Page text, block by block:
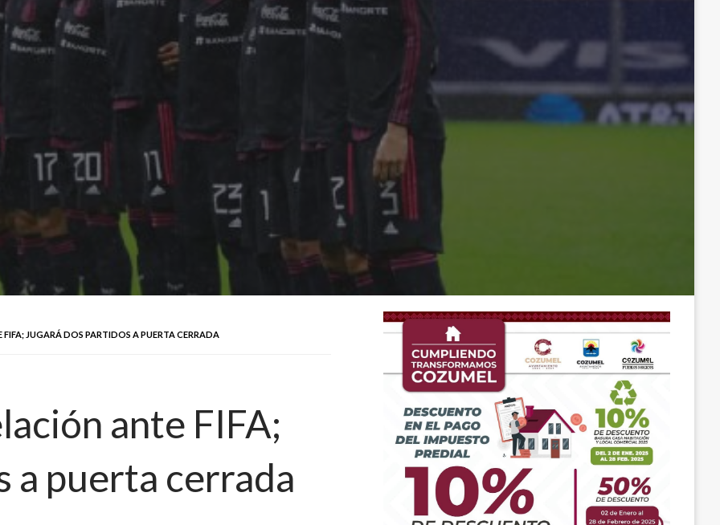
JUGARÁ DOS PARTIDOS A PUERTA CERRADA
ante FIFA;
a puerta cerrada